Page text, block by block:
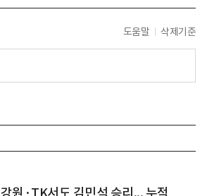
도움말 삭제기준
강원·TK서도 김민석 승리... 누적